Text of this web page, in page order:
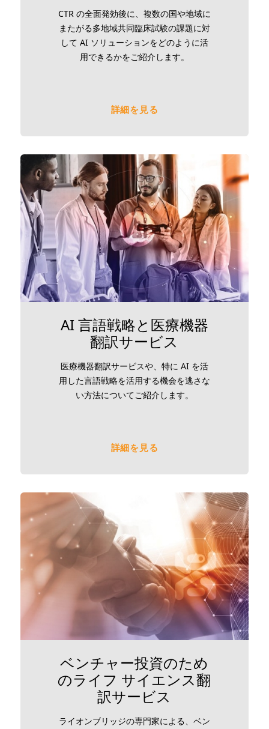
CTR の全面発効後に、複数の国や地域に
またがる多地域共同臨床試験の課題に対
して AI ソリューションをどのように活
用できるかをご紹介します。
詳細を見る
AI 言語戦略と医療機器
翻訳サービス
医療機器翻訳サービスや、特に AI を活
用した言語戦略を活用する機会を逃さな
い方法についてご紹介します。
詳細を見る
ベンチャー投資のため
のライフ サイエンス翻
訳サービス
ライオンブリッジの専門家による、ベン